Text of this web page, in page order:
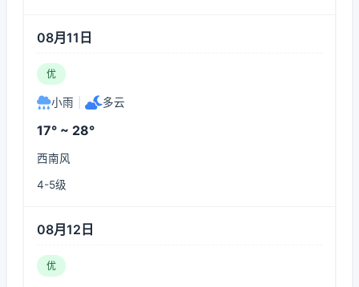
08月11日
优
小雨 多云
17° ~ 28°
西南风
4-5级
08月12日
优